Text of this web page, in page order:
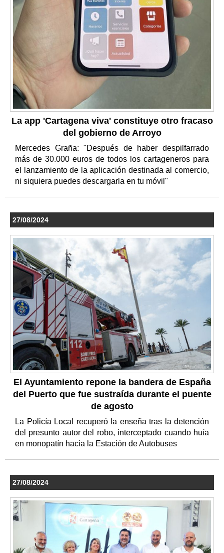
La app 'Cartagena viva' constituye otro fracaso
del gobierno de Arroyo
Mercedes Graña: "Después de haber despilfarrado
más de 30.000 euros de todos los cartageneros para
el lanzamiento de la aplicación destinada al comercio,
ni siquiera puedes descargarla en tu móvil"
27/08/2024
El Ayuntamiento repone la bandera de España
del Puerto que fue sustraída durante el puente
de agosto
La Policía Local recuperó la enseña tras la detención
del presunto autor del robo, interceptado cuando huía
en monopatín hacia la Estación de Autobuses
27/08/2024